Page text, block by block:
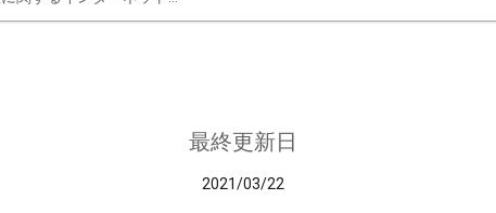
最終更新日
2021/03/22